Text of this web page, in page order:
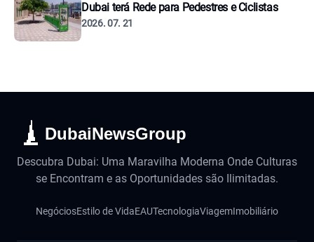
Dubai terá Rede para Pedestres e Ciclistas
2026. 07. 21
DubaiNewsGroup
Descubra Dubai: Uma Maravilha Moderna Onde Culturas
se Encontram e as Oportunidades são Ilimitadas.
NegóciosEstilo de VidaEAUTecnologiaViagemImobiliário